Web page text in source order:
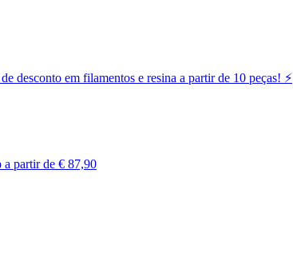
desconto em filamentos e resina a partir de 10 peças! ⚡️
a partir de € 87,90